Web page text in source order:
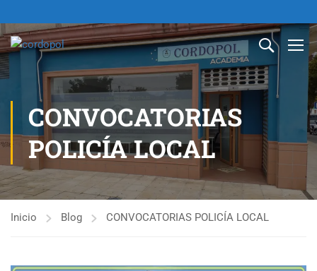
CONVOCATORIAS
POLICÍA LOCAL
Inicio Blog CONVOCATORIAS POLICÍA LOCAL